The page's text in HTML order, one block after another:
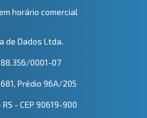
horário comercial
de Dados Ltda.
0001-07
Prédio 96A/205
- CEP 90619-900